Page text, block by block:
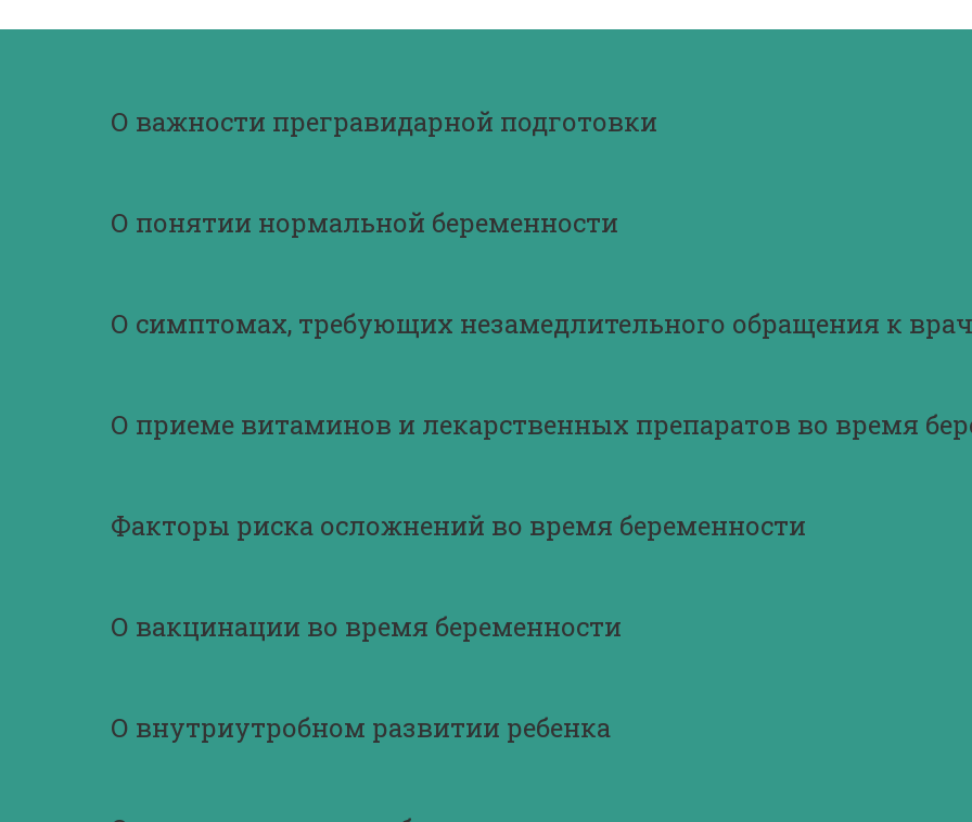
О важности прегравидарной подготовки
О понятии нормальной беременности
О симптомах, требующих незамедлительного обращения к
О приеме витаминов и лекарственных препаратов во время
Факторы риска осложнений во время беременности
О вакцинации во время беременности
О внутриутробном развитии ребенка